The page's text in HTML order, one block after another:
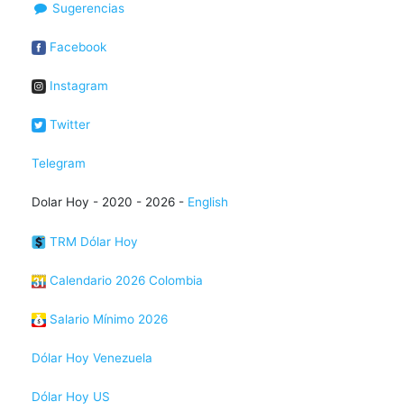
Sugerencias
Facebook
Instagram
Twitter
Telegram
Dolar Hoy - 2020 - 2026 - English
TRM Dólar Hoy
Calendario 2026 Colombia
Salario Mínimo 2026
Dólar Hoy Venezuela
Dólar Hoy US